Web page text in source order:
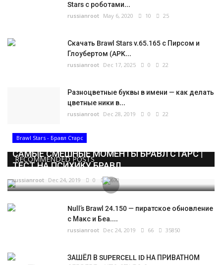
Stars с роботами...
russianroot May 6, 2020 10 25
Скачать Brawl Stars v.65.165 с Пирсом и
Глоубертом (APK...
russianroot Dec 17, 2025 0 22
Разноцветные буквы в имени — как делать
цветные ники в...
russianroot Dec 28, 2019 0 22
RECOMMENDED POSTS
Brawl Stars - Бравл Старс
САМЫЕ СМЕШНЫЕ МОМЕНТЫ БРАВЛ СТАРС |
ТЕСТ НА ПСИХИКУ БРАВЛ...
russianroot Dec 24, 2019 0 5670
Null’s Brawl 24.150 — пиратское обновление
с Макс и Беа....
russianroot Dec 24, 2019 66 35850
ЗАШЁЛ В SUPERCELL ID НА ПРИВАТНОМ